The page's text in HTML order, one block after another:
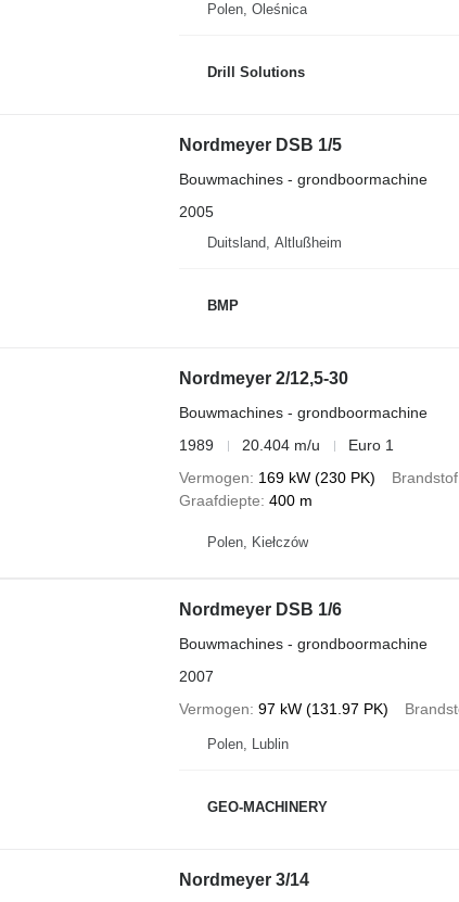
Polen, Oleśnica
Drill Solutions
Nordmeyer DSB 1/5
Bouwmachines - grondboormachine
2005
Duitsland, Altlußheim
BMP
Nordmeyer 2/12,5-30
Bouwmachines - grondboormachine
1989
20.404 m/u
Euro 1
Vermogen
169 kW (230 PK) Brandstof
Graafdiepte 400 m
Polen, Kiełczów
Nordmeyer DSB 1/6
Bouwmachines - grondboormachine
2007
Vermogen 97 kW (131.97 PK)
Polen, Lublin
GEO-MACHINERY
Nordmeyer 3/14